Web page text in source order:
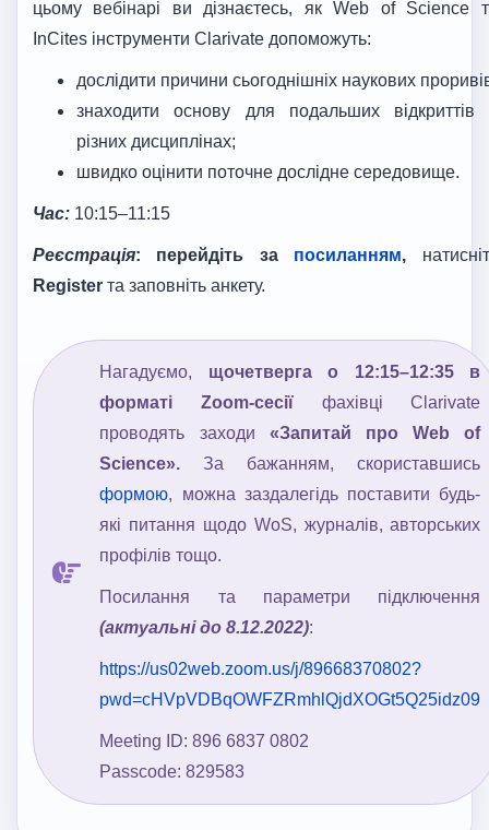
цьому вебінарі ви дізнаєтесь, як Web of Science
InCites інструменти Clarivate допоможуть:
дослідити причини сьогоднішніх наукових
знаходити основу для подальших відкриттів
різних дисциплінах;
швидко оцінити поточне дослідне середовище.
Час: 10:15–11:15
Реєстрація: перейдіть за посиланням,
Register та заповніть анкету.
Нагадуємо, щочетверга о 12:15–12:35 в
форматіZoom-сесії фахівці Clarivate
проводять заходи «Запитай проWeb
of
Science».За бажанням, скориставшись
формою, можна заздалегідь поставити будь-
які питання щодо WoS, журналів, авторських
профілів тощо.
Посилання та параметри підключення
(актуальні до 8.12.2022):
https://us02web.zoom.us/j/89668370802?
pwd=cHVpVDBqOWFZRmhlQjdXOGt5Q25idz09
Meeting ID: 896 6837 0802
Passcode: 829583